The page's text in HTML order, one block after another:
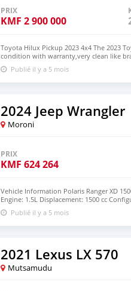
PRIX
KMF 2 900 000
Toyota Hilux Pickup 2023 4x4 The 2023
condition with warranty,very clean like
We have Double Cab and Single
Rogue,SR5,GD-6,SRX plus,STD power pack
+13172236827 CONTACT EMAIL:
Publié il y a 5 mois
2024 Jeep Wrangler
Moroni
PRIX
KMF 624 264
Vehicle Information Polaris Ranger XD
Engine: 1.5L Displacement: 1500 cc
Fuel system: Unleaded gasoline
Industry-exclusive Steeldrive Automatic
3500lbs Tires: Aggressive off-road setup
Publié il y a 5 mois
2021 Lexus LX 570
Mutsamudu